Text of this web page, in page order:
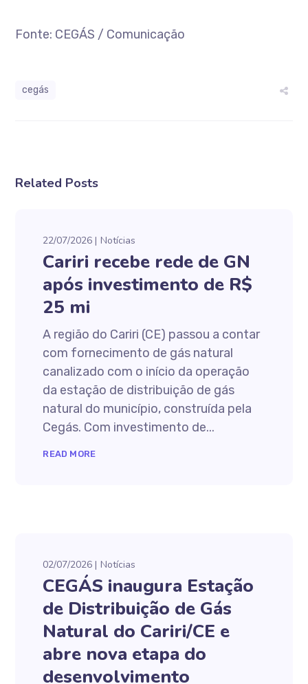
Fonte: CEGÁS / Comunicação
cegás
Related Posts
22/07/2026 Notícias
Cariri recebe rede de GN
após investimento de R$
25 mi
A região do Cariri (CE) passou a contar
com fornecimento de gás natural
canalizado com o início da operação
da estação de distribuição de gás
natural do município, construída pela
Cegás. Com investimento de...
READ MORE
02/07/2026 Notícias
CEGÁS inaugura Estação
de Distribuição de Gás
Natural do Cariri/CE e
abre nova etapa do
desenvolvimento